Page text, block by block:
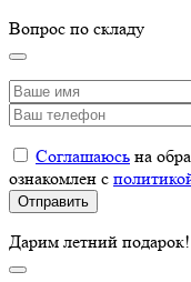
Вопрос по складу
Соглашаюсь на
ознакомлен с
Дарим летний подарок!